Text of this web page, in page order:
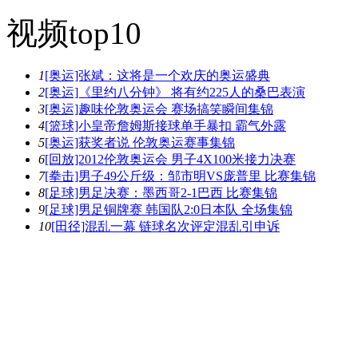
视频top10
1[奥运]张斌：这将是一个欢庆的奥运盛典
2[奥运]《里约八分钟》 将有约225人的桑巴表演
3[奥运]趣味伦敦奥运会 赛场搞笑瞬间集锦
4[篮球]小皇帝詹姆斯接球单手暴扣 霸气外露
5[奥运]获奖者说 伦敦奥运赛事集锦
6[回放]2012伦敦奥运会 男子4X100米接力决赛
7[拳击]男子49公斤级：邹市明VS庞普里 比赛集锦
8[足球]男足决赛：墨西哥2-1巴西 比赛集锦
9[足球]男足铜牌赛 韩国队2:0日本队 全场集锦
10[田径]混乱一幕 链球名次评定混乱引申诉